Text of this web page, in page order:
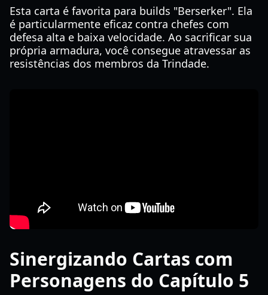
Esta carta é favorita para builds "Berserker". Ela
é particularmente eficaz contra chefes com
defesa alta e baixa velocidade. Ao sacrificar sua
própria armadura, você consegue atravessar as
resistências dos membros da Trindade.
Sinergizando Cartas com
Personagens do Capítulo 5